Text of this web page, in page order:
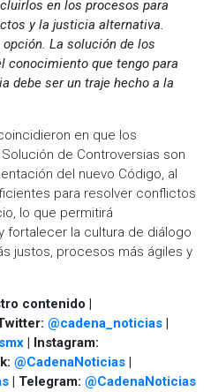
en los procesos para
y la justicia alternativa.
La solución de los
conocimiento que tengo para
debe ser un traje hecho a la
en que los
de Controversias son
del nuevo Código, al
para resolver conflictos
lo que permitirá
fortalecer la cultura de diálogo
justos, procesos más ágiles y
contenido |
@cadena_noticias |
| Instagram:
@CadenaNoticias |
| Telegram: @CadenaNoticias